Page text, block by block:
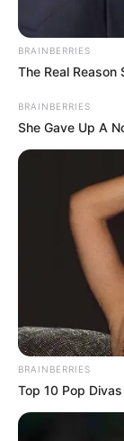
BRAINBERRIES
The Real
BRAINBERRIES
She Gave Up A
BRAINBERRIES
Top 10 Pop